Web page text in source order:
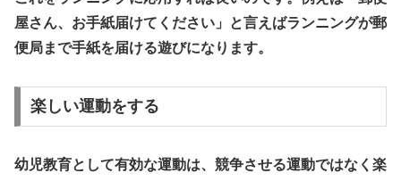
屋さん、お手紙届けてください」と言えばランニングが郵
便局まで手紙を届ける遊びになります。
楽しい運動をする
幼児教育として有効な運動は、競争させる運動ではなく楽